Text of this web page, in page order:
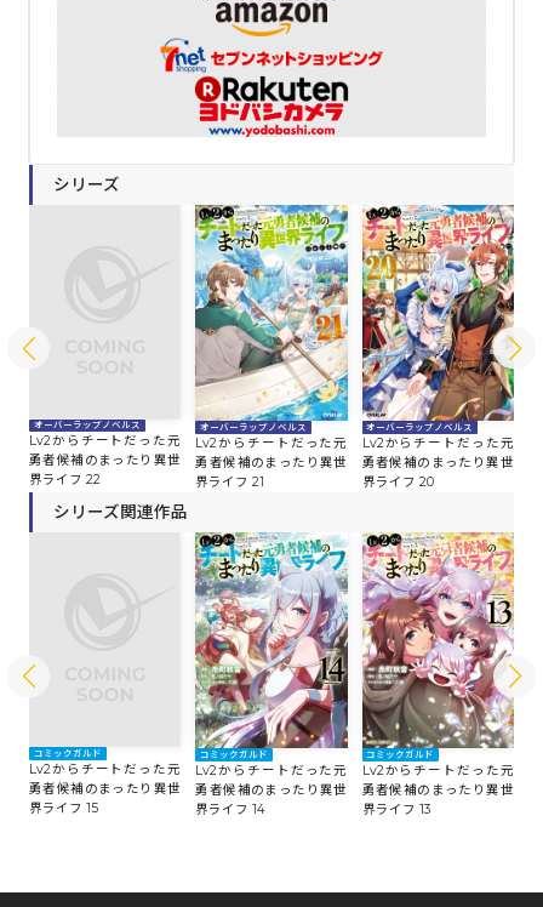
シリーズ
オーバーラップノベルス
Lv2からチートだった元
勇者候補のまったり異世
界ライフ 22
オーバーラップノベルス
Lv2からチートだった元
勇者候補のまったり異世
界ライフ 21
オーバーラップノベルス
Lv2からチートだった元
勇者候補のまったり異世
界ライフ 20
シリーズ関連作品
コミックガルド
Lv2からチートだった元
勇者候補のまったり異世
界ライフ 15
コミックガルド
Lv2からチートだった元
勇者候補のまったり異世
界ライフ 14
コミックガルド
Lv2からチートだった元
勇者候補のまったり異世
界ライフ 13